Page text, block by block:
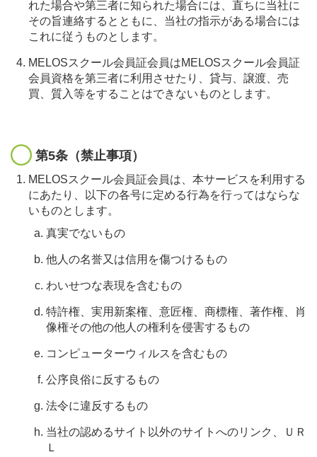
れた場合や第三者に知られた場合には、直ちに当社に
その旨連絡するとともに、当社の指示がある場合には
これに従うものとします。
MELOSスクール会員証会員はMELOSスクール会員証
会員資格を第三者に利用させたり、貸与、譲渡、売
買、質入等をすることはできないものとします。
第5条（禁止事項）
MELOSスクール会員証会員は、本サービスを利用する
にあたり、以下の各号に定める行為を行ってはならな
いものとします。
真実でないもの
他人の名誉又は信用を傷つけるもの
わいせつな表現を含むもの
特許権、実用新案権、意匠権、商標権、著作権、肖
像権その他の他人の権利を侵害するもの
コンピューターウィルスを含むもの
公序良俗に反するもの
法令に違反するもの
当社の認めるサイト以外のサイトへのリンク、ＵＲ
Ｌ